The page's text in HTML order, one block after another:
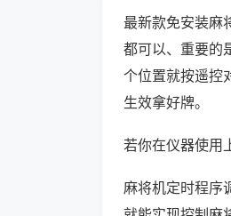
最新款免安装麻
都可以、重要的
个位置就按遥控
生效拿好牌。
若你在仪器使用
麻将机定时程序